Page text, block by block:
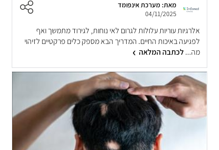
מאת: מערכת אינפומד
04/11/2025
אלרגיות עוריות עלולות לגרום לאי נוחות, לגירוד מתמשך ואף
לפגיעה באיכות החיים. המדריך הבא מספק כלים פרקטיים לזיהוי
מה...לכתבה המלאה